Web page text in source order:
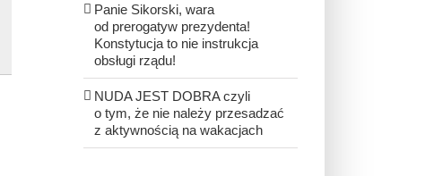
Panie Sikorski, wara
od prerogatyw prezydenta!
Konstytucja to nie instrukcja
obsługi rządu!
NUDA JEST DOBRA czyli
o tym, że nie należy przesadzać
z aktywnością na wakacjach